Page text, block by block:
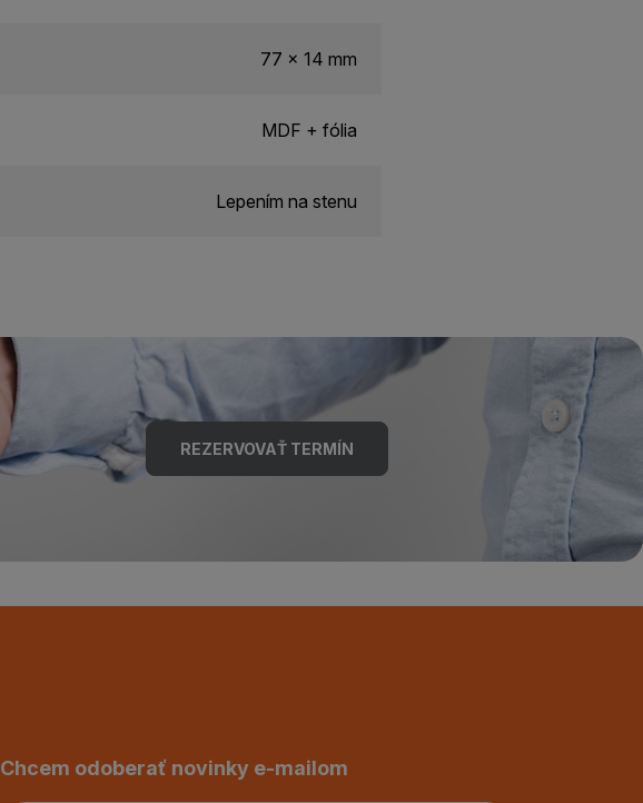
77 x 14 mm
MDF + fólia
Lepením na stenu
REZERVOVAŤ TERMÍN
Chcem odoberať novinky e-mailom